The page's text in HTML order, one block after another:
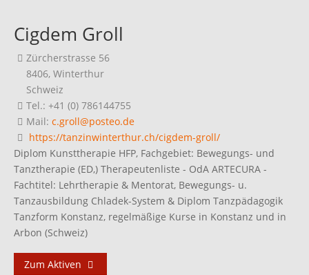
Cigdem Groll
Zürcherstrasse 56
8406, Winterthur
Schweiz
Tel.: +41 (0) 786144755
Mail: c.groll@posteo.de
https://tanzinwinterthur.ch/cigdem-groll/
Diplom Kunsttherapie HFP, Fachgebiet: Bewegungs- und
Tanztherapie (ED,) Therapeutenliste - OdA ARTECURA -
Fachtitel: Lehrtherapie & Mentorat, Bewegungs- u.
Tanzausbildung Chladek-System & Diplom Tanzpädagogik
Tanzform Konstanz, regelmäßige Kurse in Konstanz und in
Arbon (Schweiz)
Zum Aktiven